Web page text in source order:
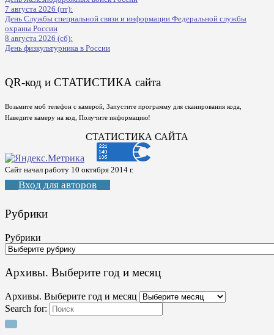
7 августа 2026 (пт):
День Службы специальной связи и информации Федеральной службы
охраны России
8 августа 2026 (сб):
День физкультурника в России
QR-код и СТАТИСТИКА сайта
Возьмите моб телефон с камерой, Запустите программу для сканирования кода,
Наведите камеру на код, Получите информацию!
СТАТИСТИКА САЙТА
Сайт начал работу 10 октября 2014 г.
Вход для авторов
Рубрики
Рубрики
Архивы. Выберите год и месяц
Архивы. Выберите год и месяц
Search for: